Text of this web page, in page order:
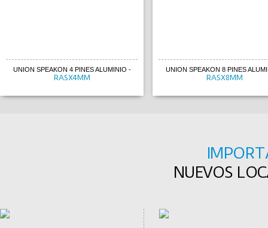
UNION SPEAKON 4 PINES ALUMINIO -
RASX4MM
UNION SPEAKON 8 PINES
RASX8MM
NUEVOS